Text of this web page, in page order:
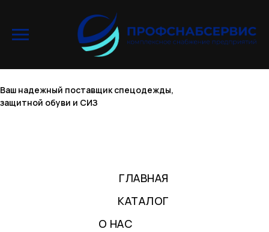
ГЛАВНАЯ
КАТАЛОГ
О НАС
Ваш надежный поставщик спецодежды,
защитной обуви и СИЗ